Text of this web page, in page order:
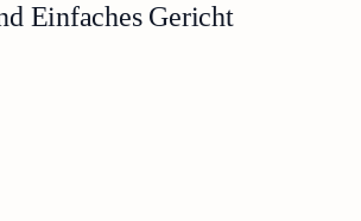
Einfaches Gericht